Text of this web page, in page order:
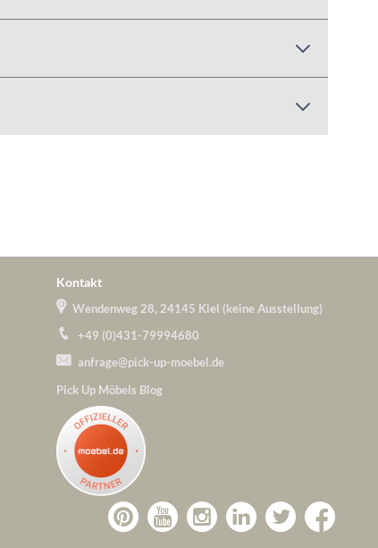
Kontakt
Wendenweg 28, 24145 Kiel (keine Ausstellung)
+49 (0)431-79994680
anfrage@pick-up-moebel.de
Pick Up Möbels Blog
Zu Zu Zu Zu Pick-